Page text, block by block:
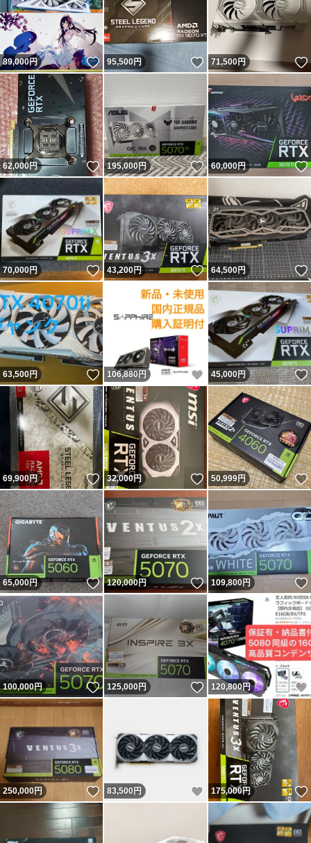
89,000円 いいね！
95,500円 いいね！
71,500円
62,000円 いいね！
195,000円 いいね！
60,000円
70,000円 いいね！
43,200円 いいね！
64,500円
63,500円 いいね！
106,880円 いいね！
45,000円
69,900円 いいね！
32,000円 いいね！
50,999円
65,000円 いいね！
120,000円 いいね！
109,800円
100,000円 いいね！
125,000円 いいね！
120,800円
250,000円 いいね！
83,500 円 いいね！
175,000円